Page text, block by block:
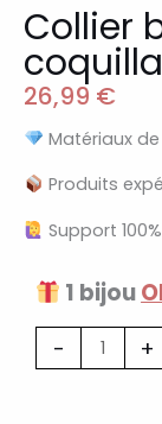
Collier
26,99 €
Matériaux
Produits
Support
1 bijou
-
quantité
de
+